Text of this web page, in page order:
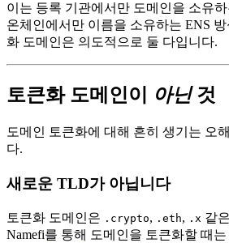
이는 등록 기관에서만 도메인을 소유
온체인에서만 이름을 소유하는 ENS
화 도메인은 의도적으로 둘 다입니다.
토큰화 도메인이 아닌것
도메인 토큰화에 대해 흔히 생기는 오
다.
새로운 TLD가 아닙니다
토큰화 도메인은 .crypto, .eth, .x 같
Namefi를 통해 도메인을 토큰화할 때